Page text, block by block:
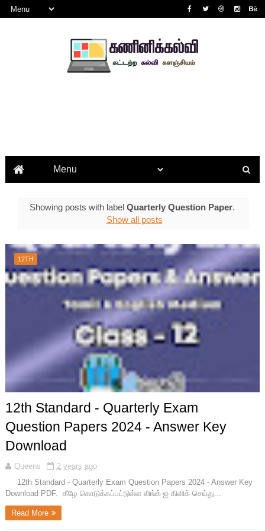
Showing posts with labelQuarterly Question Paper.
Show all posts
12TH
12th Standard - Quarterly Exam
Question Papers 2024 - Answer Key
Download
Queens
2 years ago
12th Standard - Quarterly Exam Question Papers 2024 - Answer Key
Download PDF. கீழே கொடுக்கப்பட்டுள்ள லிங்க்-ஐ கிளிக் செய்து...
Read More